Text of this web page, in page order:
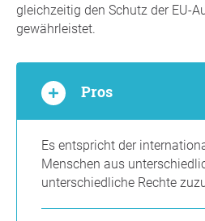
gleichzeitig den Schutz der EU-
gewährleistet.
Pros
Es entspricht der
Menschen aus
unterschiedliche Rechte